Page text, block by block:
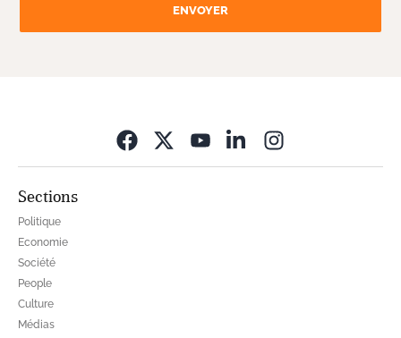
ENVOYER
Sections
Politique
Economie
Société
People
Culture
Médias